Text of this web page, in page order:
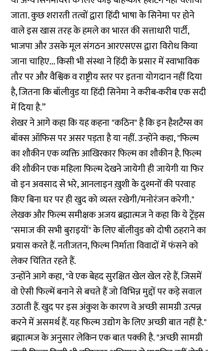
जाता. कुछ शरारती तत्वों द्वारा हिंदी भाषा के सिनेमा पर होने
वाले इस खास तरह के हमले का भारत की सत्ताधारी पार्टी,
भाजपा और उसके मूल संगठन आरएसएस द्वारा विरोध किया
जाना चाहिए... किसी भी संस्था ने हिंदी के प्रसार में स्वाभाविक
तौर पर और वैश्विक व राष्ट्रीय स्तर पर इतना योगदान नहीं दिया
है, जितना कि बॉलीवुड या हिंदी सिनेमा ने करीब-करीब एक सदी
में दिया है.”
शेखर ने आगे कहा कि यह कहना "कठिन" है कि इन हैशटैग्स का
बॉक्स ऑफिस पर असर पड़ता है या नहीं. उन्होंने कहा, "फिल्म
का शौकीन एक व्यक्ति आखिरकार फिल्म का शौकीन है. फिल्म
की शौकीन एक महिला फिल्म देखने जायेगी ही जायेगी या फिर
वो इन अवसाद से भरे, आनलाइन ख़ुशी के दुश्मनों की परवाह
किए बिना घर पर ही खुद को व्यस्त रखेगी/मनोरंजन करेगी."
लेखक और फिल्म समीक्षक अजय ब्रह्मात्मज ने कहा कि ये ट्रेंड्स
"समाज की सभी बुराइयों" के लिए बॉलीवुड को दोषी ठहराने का
प्रयास करते हैं. नतीजतन, फिल्म निर्माता विवादों में फंसने को
लेकर चिंतित रहते हैं.
उन्होंने आगे कहा, "वे एक बेहद सुरक्षित खेल खेल रहे हैं, जिसमें
वो ऐसी फिल्में बनाने से बचते हैं जो विभिन्न मुद्दों पर कड़े सवाल
उठाती हैं. खुद पर इस अंकुश के कारण वे अच्छी सामग्री उत्पन्न
करने में असमर्थ हैं. यह फिल्म उद्योग के लिए अच्छी बात नहीं है."
ब्रह्मात्मज के अनुसार लेकिन एक बात पक्की है. "अच्छी सामग्री